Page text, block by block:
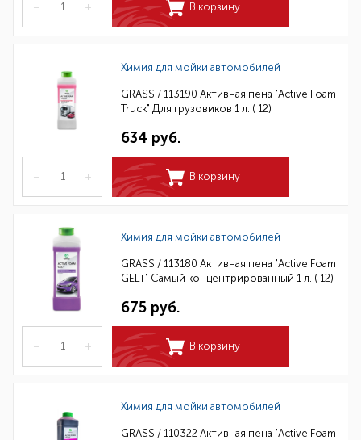
– + В корзину
Химия для мойки автомобилей
GRASS / 113190 Активная пена "Active Foam
Truck" Для грузовиков 1 л. ( 12)
634 руб.
– + В корзину
Химия для мойки автомобилей
GRASS / 113180 Активная пена "Active Foam
GEL+" Самый концентрированный 1 л. ( 12)
675 руб.
– + В корзину
Химия для мойки автомобилей
GRASS / 110322 Активная пена "Active Foam